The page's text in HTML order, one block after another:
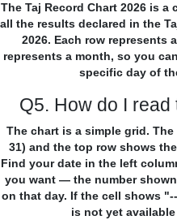
The Taj Record Chart 2026 is
all the results declared in the
2026. Each row represents
represents a month, so you
specific day of
Q5. How do I read
The chart is a simple grid.
31) and the top row shows
Find your date in the left
you want — the number
on that day. If the cell shows
is not yet